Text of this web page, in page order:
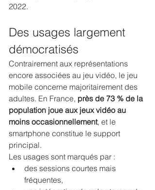
2022.
Des usages largement
démocratisés
Contrairement aux représentations
encore associées au jeu vidéo, le jeu
mobile concerne majoritairement des
adultes. En France, près de 73 % de la
population joue aux jeux vidéo au
moins occasionnellement, et le
smartphone constitue le support
principal.
Les usages sont marqués par :
des sessions courtes mais
fréquentes,